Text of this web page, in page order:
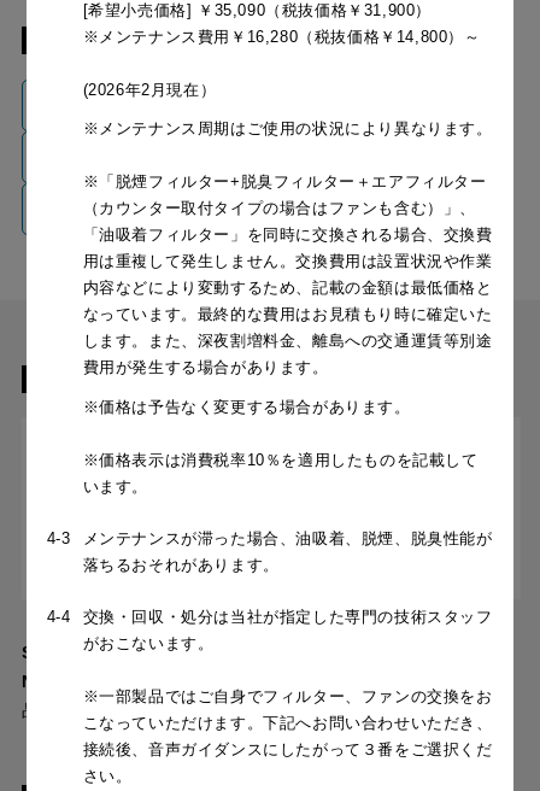
ダウンロード
製品姿図
印刷用PDF
関連する製品
［フード本体］NSRL-RK-752
SI ＋［循環ユニット］
NSRS1-RFS
品目コード：
［フード本体］NSRL-RKH-
品目コード：
[希望小売価格] ￥35,090（税抜価格￥31,900）
※メンテナンス費用￥16,280（税抜価格￥14,800）～
(2026年2月現在）
※メンテナンス周期はご使用の状況により異なります。
※「脱煙フィルター+脱臭フィルター＋エアフィルター
（カウンター取付タイプの場合はファンも含む）」、
「油吸着フィルター」を同時に交換される場合、交換費
用は重複して発生しません。交換費用は設置状況や作業
内容などにより変動するため、記載の金額は最低価格と
なっています。最終的な費用はお見積もり時に確定いた
します。また、深夜割増料金、離島への交通運賃等別途
費用が発生する場合があります。
※価格は予告なく変更する場合があります。
※価格表示は消費税率10％を適用したものを記載して
います。
4-3
メンテナンスが滞った場合、油吸着、脱煙、脱臭性能が
落ちるおそれがあります。
4-4
交換・回収・処分は当社が指定した専門の技術スタッフ
がおこないます。
※一部製品ではご自身でフィルター、ファンの交換をお
こなっていただけます。下記へお問い合わせいただき、
接続後、音声ガイダンスにしたがって３番をご選択くだ
さい。